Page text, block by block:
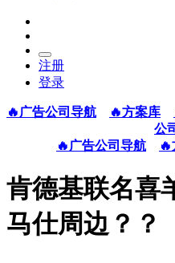
注册
登录
🔥广告公司导航 🔥方案库
公
🔥广告公司导航
肯德基联名喜
马仕周边？？